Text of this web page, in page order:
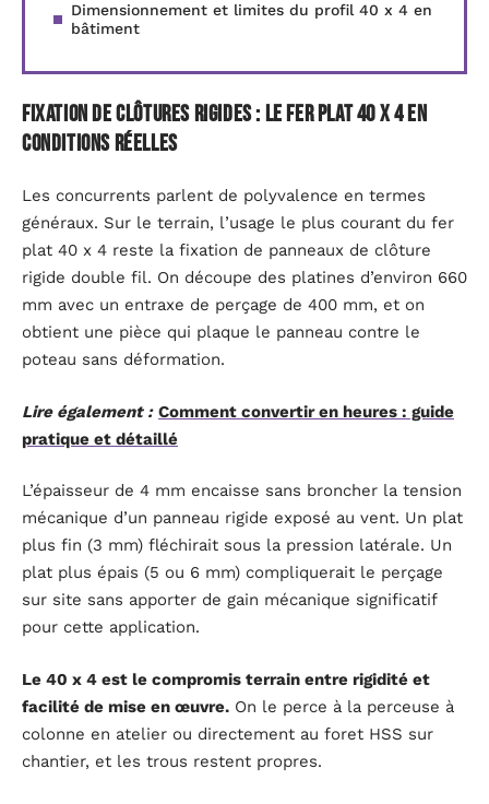
Dimensionnement et limites du profil 40 x 4 en
bâtiment
Fixation de clôtures rigides : le fer plat 40 x 4 en
conditions réelles
Les concurrents parlent de polyvalence en termes
généraux. Sur le terrain, l’usage le plus courant du fer
plat 40 x 4 reste la fixation de panneaux de clôture
rigide double fil. On découpe des platines d’environ 660
mm avec un entraxe de perçage de 400 mm, et on
obtient une pièce qui plaque le panneau contre le
poteau sans déformation.
Lire également : Comment convertir en heures : guide
pratique et détaillé
L’épaisseur de 4 mm encaisse sans broncher la tension
mécanique d’un panneau rigide exposé au vent. Un plat
plus fin (3 mm) fléchirait sous la pression latérale. Un
plat plus épais (5 ou 6 mm) compliquerait le perçage
sur site sans apporter de gain mécanique significatif
pour cette application.
Le 40 x 4 est le compromis terrain entre rigidité et
facilité de mise en œuvre. On le perce à la perceuse à
colonne en atelier ou directement au foret HSS sur
chantier, et les trous restent propres.